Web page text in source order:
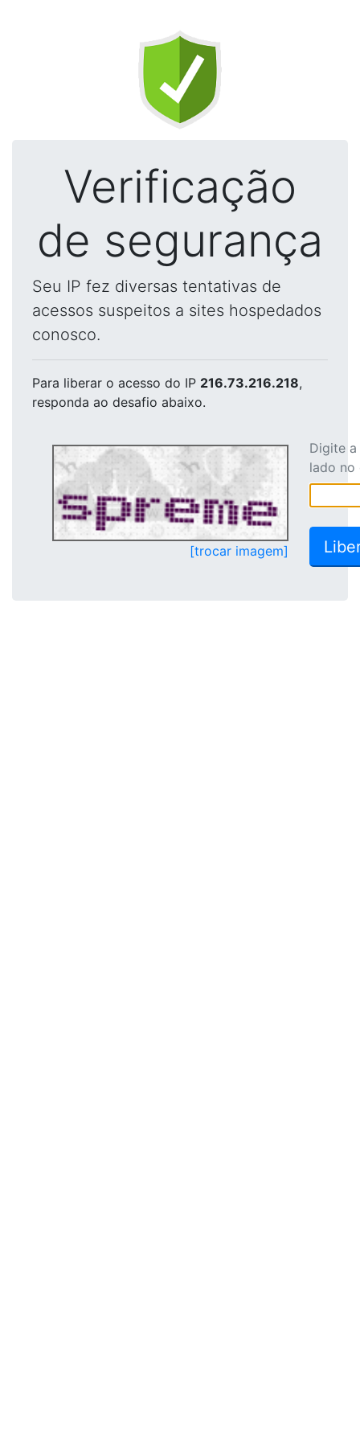
Verificação
de segurança
Seu IP fez diversas tentativas de
acessos suspeitos a sites hospedados
conosco.
Para liberar o acesso do IP 216.73.216.218,
responda ao desafio abaixo.
[trocar imagem]
Digite
lado no